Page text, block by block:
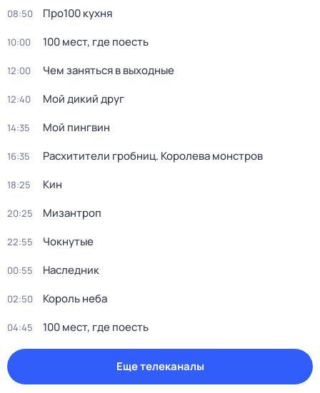
08:50 Про100 кухня
10:00 100 мест, гдe поеcть
12:00 Чем заняться в выходные
12:40 Мой дикий друг
14:35 Мой пингвин
16:35 Расхитители гробниц. Королева монстров
18:25 Кин
20:25 Мизантроп
22:55 Чокнутые
00:55 Наследник
02:50 Король неба
04:45 100 мест, гдe поеcть
Еще телеканалы